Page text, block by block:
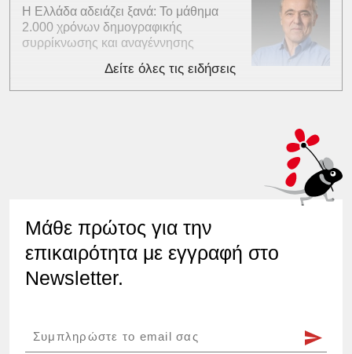
Η Ελλάδα αδειάζει ξανά: Το μάθημα
2.000 χρόνων δημογραφικής
συρρίκνωσης και αναγέννησης
Δείτε όλες τις ειδήσεις
Μάθε πρώτος για την
επικαιρότητα με εγγραφή στο
Newsletter.